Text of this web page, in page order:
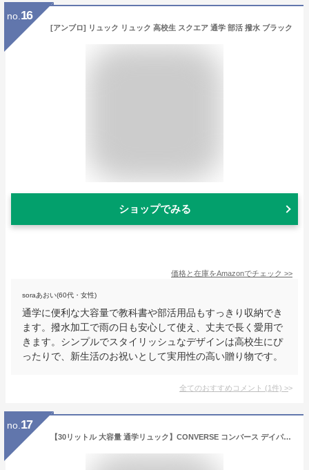
no. 16
[アンブロ] リュック リュック 高校生 スクエア 通学 部活 撥水 ブラック
ショップでみる
価格と在庫をAmazonでチェック >>
soraあおい(60代・女性)
通学に便利な大容量で教科書や部活用品もすっきり収納でき
ます。撥水加工で雨の日も安心して使え、丈夫で長く愛用で
きます。シンプルでスタイリッシュなデザインは高校生にぴ
ったりで、新生活のお祝いとして実用性の高い贈り物です。
全てのおすすめコメント (1件) >
no. 17
【30リットル 大容量 通学リュック】CONVERSE コンバース デイパック バックパック メンズ 多機能 撥水 レディース 耐水 バッグ スクールバッグ かばん A4 軽量 PC 男子 女子 中学生 高校生 大学生 トラベル 20074